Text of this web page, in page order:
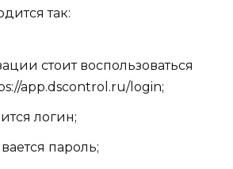
так:
стоит воспользоваться
app.dscontrol.ru/login;
логин;
пароль;